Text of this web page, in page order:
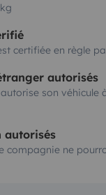
certifiée en règle
autorisés
son véhicule
autorisés
compagnie ne